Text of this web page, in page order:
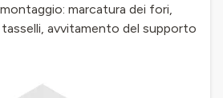
marcatura dei fori,
avvitamento del supporto